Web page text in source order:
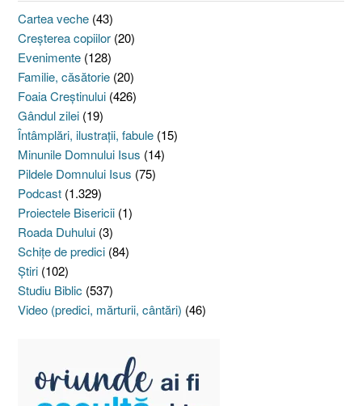
Cartea veche (43)
Creşterea copiilor (20)
Evenimente (128)
Familie, căsătorie (20)
Foaia Creştinului (426)
Gândul zilei (19)
Întâmplări, ilustraţii, fabule (15)
Minunile Domnului Isus (14)
Pildele Domnului Isus (75)
Podcast (1.329)
Proiectele Bisericii (1)
Roada Duhului (3)
Schiţe de predici (84)
Ştiri (102)
Studiu Biblic (537)
Video (predici, mărturii, cântări) (46)